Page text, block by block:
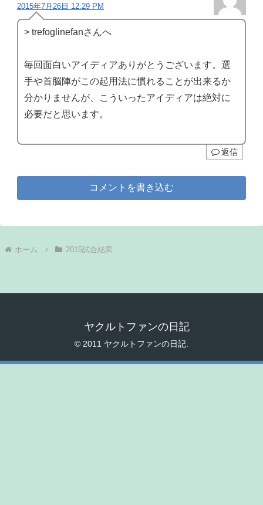
2015年7月26日 12:29 PM
> trefoglinefanさんへ
毎回面白いアイディアありがとうございます。選
手や首脳陣がこの起用法に慣れることが出来るか
分かりませんが、こういったアイディアは絶対に
必要だと思います。
返信
コメントを書き込む
ホーム 2015試合結果
ヤクルトファンの日記
© 2011 ヤクルトファンの日記.